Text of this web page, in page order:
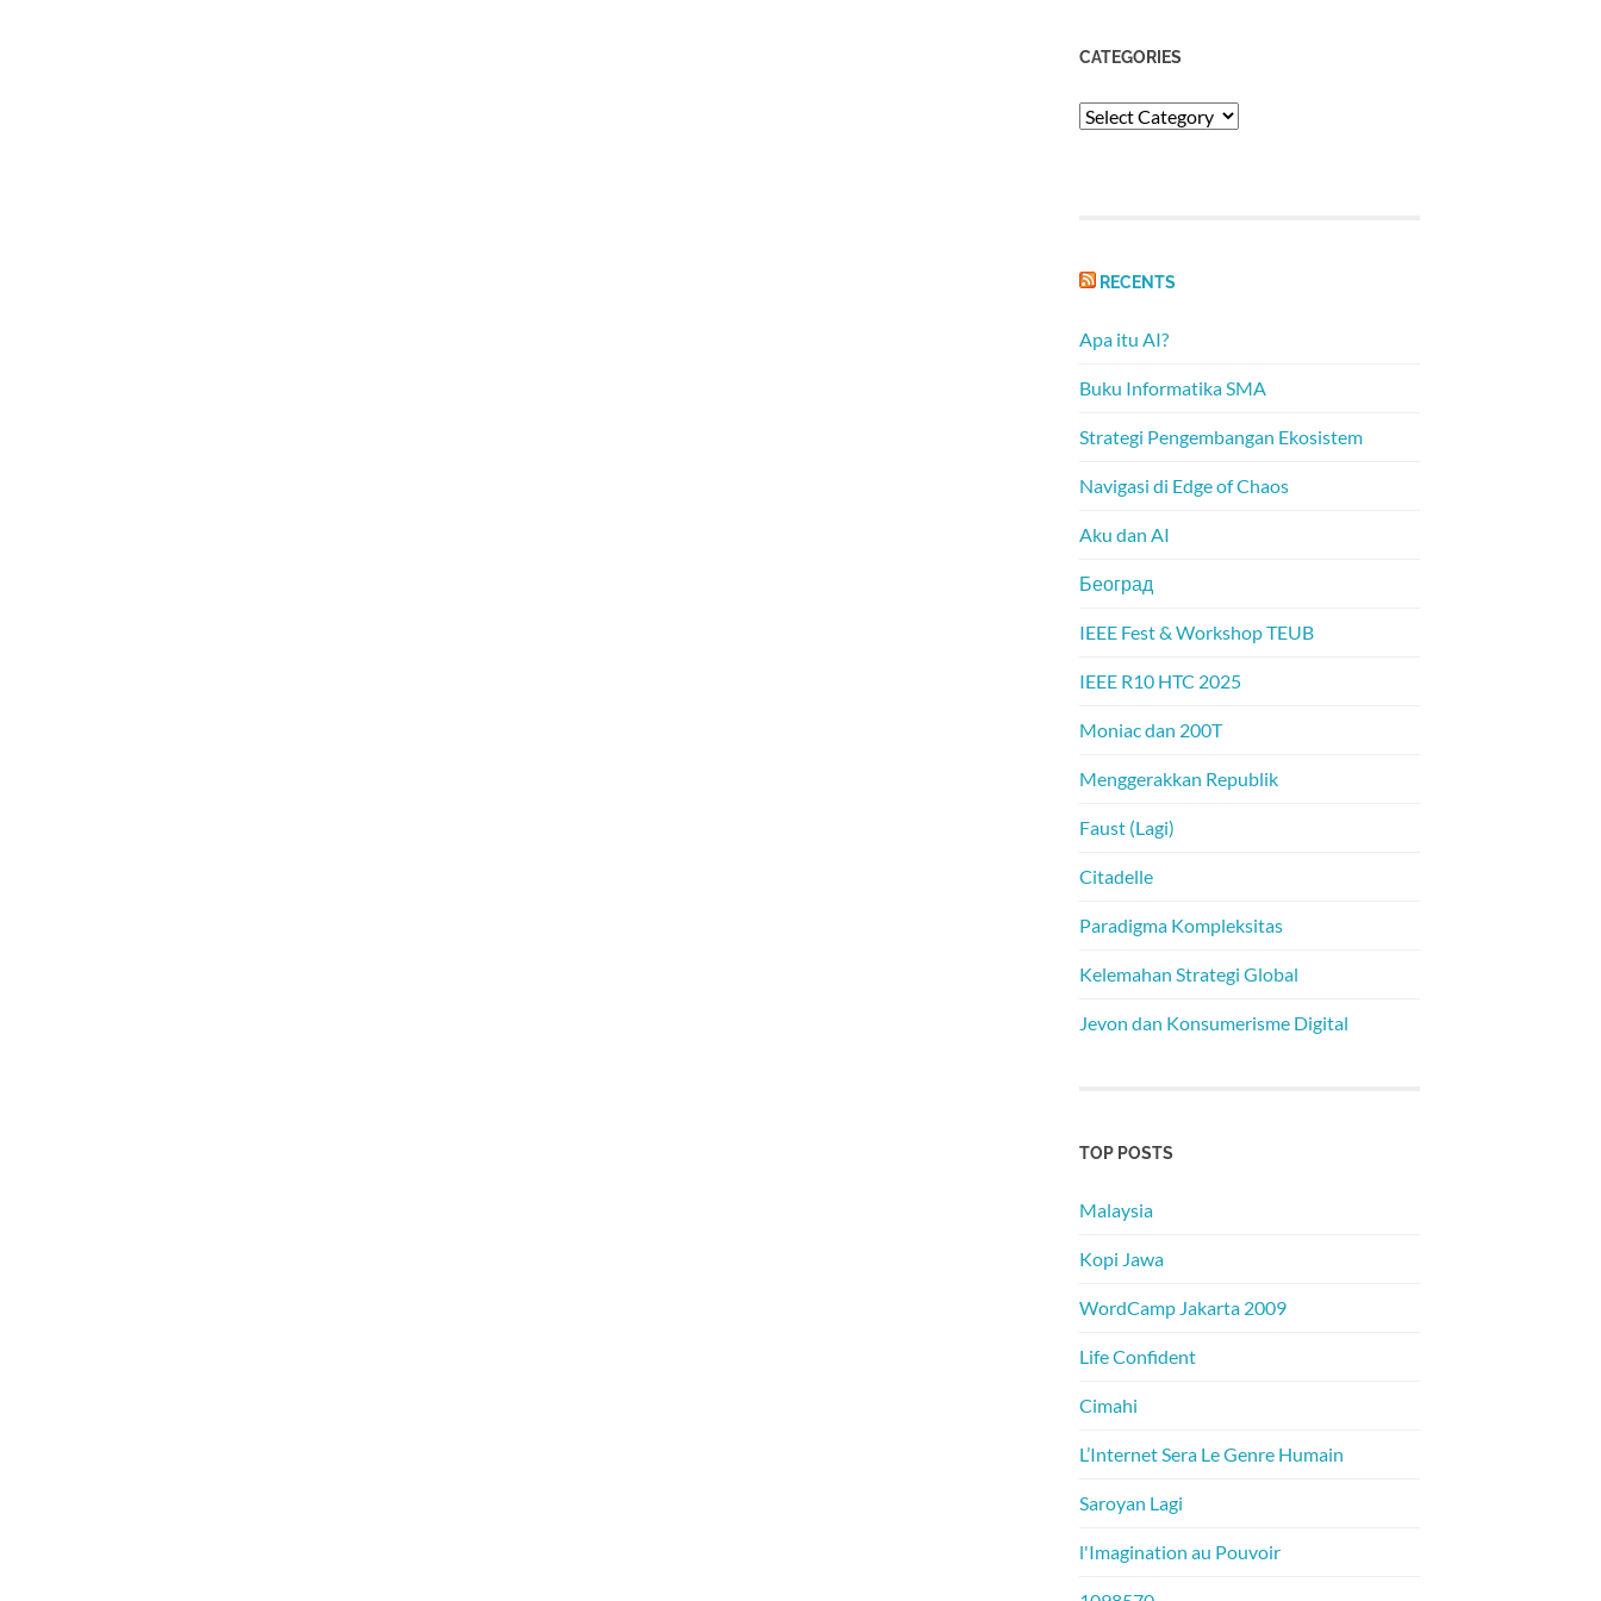
CATEGORIES
Categories
RECENTS
Apa itu AI?
Buku Informatika SMA
Strategi Pengembangan Ekosistem
Navigasi di Edge of Chaos
Aku dan AI
Београд
IEEE Fest & Workshop TEUB
IEEE R10 HTC 2025
Moniac dan 200T
Menggerakkan Republik
Faust (Lagi)
Citadelle
Paradigma Kompleksitas
Kelemahan Strategi Global
Jevon dan Konsumerisme Digital
TOP POSTS
Malaysia
Kopi Jawa
WordCamp Jakarta 2009
Life Confident
Cimahi
L’Internet Sera Le Genre Humain
Saroyan Lagi
l'Imagination au Pouvoir